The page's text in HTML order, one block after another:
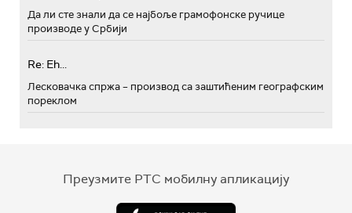
Да ли сте знали да се најбоље грамофонске ручице
производе у Србији
Re: Eh...
Лесковачка спржа – производ са заштићеним географским
пореклом
Преузмите РТС мобилну апликацију